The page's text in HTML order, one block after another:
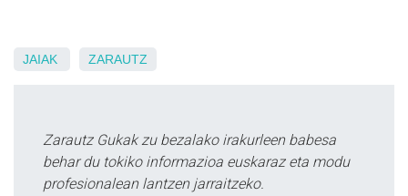
JAIAK ZARAUTZ
Zarautz Gukak zu bezalako irakurleen babesa
behar du tokiko informazioa euskaraz eta modu
profesionalean lantzen jarraitzeko.